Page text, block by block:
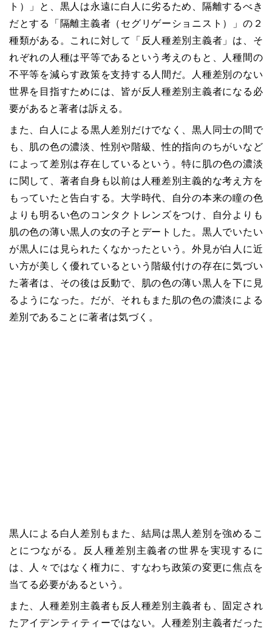
ト）」と、黒人は永遠に白人に劣るため、隔離するべき
だとする「隔離主義者（セグリゲーショニスト）」の２
種類がある。これに対して「反人種差別主義者」は、そ
れぞれの人種は平等であるという考えのもと、人種間の
不平等を減らす政策を支持する人間だ。人種差別のない
世界を目指すためには、皆が反人種差別主義者になる必
要があると著者は訴える。
また、白人による黒人差別だけでなく、黒人同士の間で
も、肌の色の濃淡、性別や階級、性的指向のちがいなど
によって差別は存在しているという。特に肌の色の濃淡
に関して、著者自身も以前は人種差別主義的な考え方を
もっていたと告白する。大学時代、自分の本来の瞳の色
よりも明るい色のコンタクトレンズをつけ、自分よりも
肌の色の薄い黒人の女の子とデートした。黒人でいたい
が黒人には見られたくなかったという。外見が白人に近
い方が美しく優れているという階級付けの存在に気づい
た著者は、その後は反動で、肌の色の薄い黒人を下に見
るようになった。だが、それもまた肌の色の濃淡による
差別であることに著者は気づく。
黒人による白人差別もまた、結局は黒人差別を強めるこ
とにつながる。反人種差別主義者の世界を実現するに
は、人々ではなく権力に、すなわち政策の変更に焦点を
当てる必要があるという。
また、人種差別主義者も反人種差別主義者も、固定され
たアイデンティティーではない。人種差別主義者だった